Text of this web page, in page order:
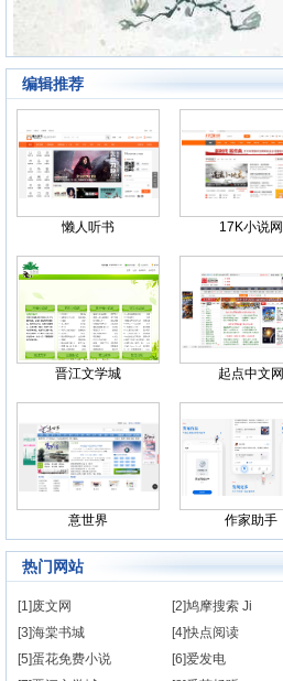
编辑推荐
懒人听书 17K小说网
晋江文学城 起点中文网
意世界 作家助手
热门网站
[1]废文网
[2]鸠摩搜索 Ji
[3]海棠书城
[4]快点阅读
[5]蛋花免费小说
[6]爱发电